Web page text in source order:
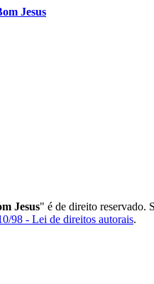
Jesus
Jesus" é de direito reservado.
98 - Lei de direitos autorais.